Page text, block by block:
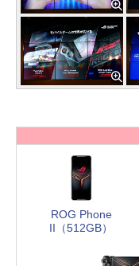
ROG Phone
II（512GB）